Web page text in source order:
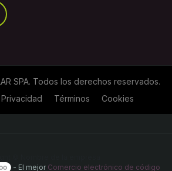
SPA. Todos los derechos reservados.
Privacidad Términos Cookies
- El mejor Comercio electrónico de código